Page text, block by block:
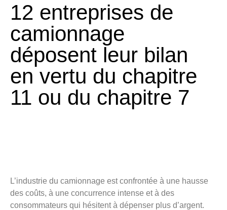
12 entreprises de
camionnage
déposent leur bilan
en vertu du chapitre
11 ou du chapitre 7
L’industrie du camionnage est confrontée à une hausse
des coûts, à une concurrence intense et à des
consommateurs qui hésitent à dépenser plus d’argent.